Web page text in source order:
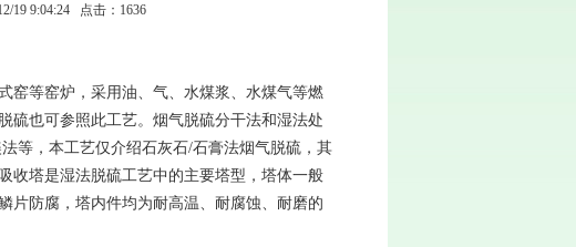
19 9:04:24 点击：1636
窑等窑炉，采用油、气、水煤浆、水煤气等燃
硫也可参照此工艺。烟气脱硫分干法和湿法处
等，本工艺仅介绍石灰石/石膏法烟气脱硫，其
收塔是湿法脱硫工艺中的主要塔型，塔体一般
片防腐，塔内件均为耐高温、耐腐蚀、耐磨的